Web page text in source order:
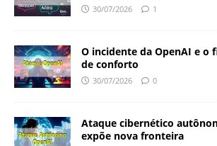
30/07/2026 1
O incidente da OpenAI e o
de conforto
30/07/2026 0
Ataque cibernético
expõe nova fronteira